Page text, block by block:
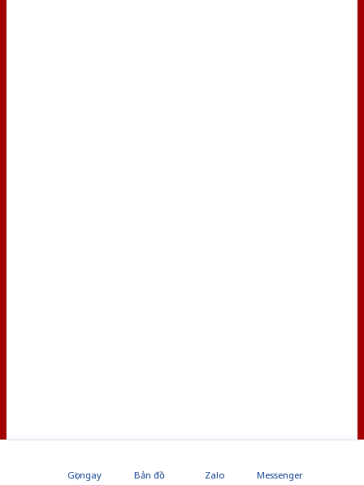
Gọi ngay Bản đồ Zalo Messenger